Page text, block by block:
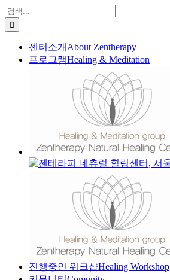
콘
텐
츠
검
색:
센터소개 About Zentherapy
프로그램Healing & Meditation
진행중인 워크샵Healing Workshop